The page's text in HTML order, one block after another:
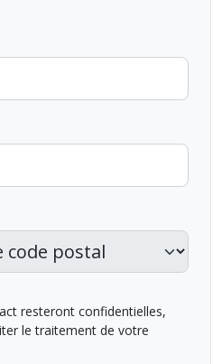
resteront confidentielles,
le traitement de votre